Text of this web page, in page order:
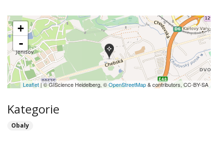
+
-
Leaflet | © GIScience Heidelberg, ©OpenStreetMap& contributors, CC-BY-SA
Kategorie
Obaly